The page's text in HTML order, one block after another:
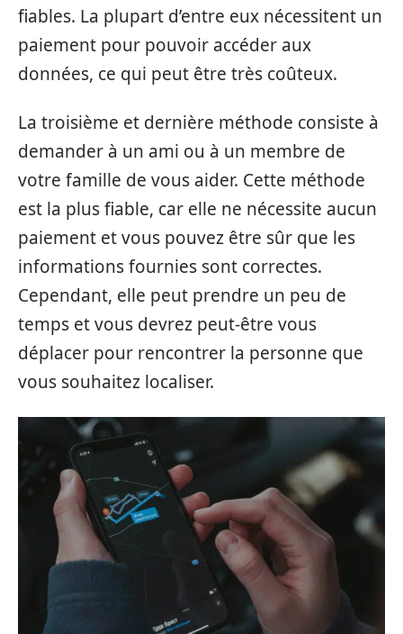
fiables. La plupart d’entre eux nécessitent un
paiement pour pouvoir accéder aux
données, ce qui peut être très coûteux.
La troisième et dernière méthode consiste à
demander à un ami ou à un membre de
votre famille de vous aider. Cette méthode
est la plus fiable, car elle ne nécessite aucun
paiement et vous pouvez être sûr que les
informations fournies sont correctes.
Cependant, elle peut prendre un peu de
temps et vous devrez peut-être vous
déplacer pour rencontrer la personne que
vous souhaitez localiser.